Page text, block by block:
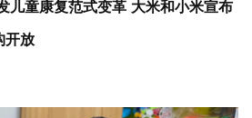
童康复范式变革 大米和小米宣布
开放